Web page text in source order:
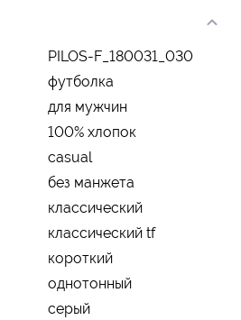
PILOS-F_180031_030
футболка
для мужчин
100% хлопок
casual
без манжета
классический
классический tf
короткий
однотонный
серый